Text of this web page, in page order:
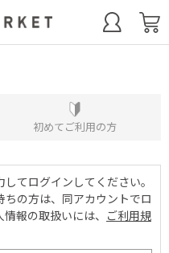
初めてご利用の方
てログインしてください。
の方は、同アカウントでロ
報の取扱いには、 ご利用規